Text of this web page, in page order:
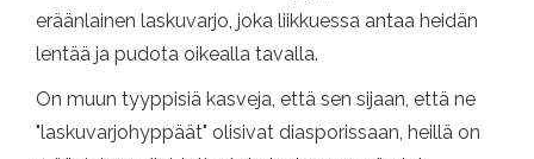
eräänlainen laskuvarjo, joka liikkuessa antaa heidän
lentää ja pudota oikealla tavalla.
On muun tyyppisiä kasveja, että sen sijaan, että ne
"laskuvarjohyppäät" olisivat diasporissaan, heillä on